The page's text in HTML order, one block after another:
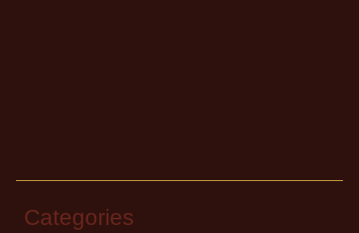
Categories